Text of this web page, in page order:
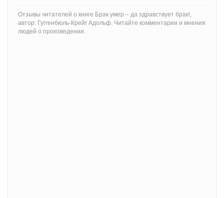
Отзывы читателей о книге Брак умер – да здравствует брак!,
автор: Гуггенбюль-Крейг Адольф. Читайте комментарии и мнения
людей о произведении.